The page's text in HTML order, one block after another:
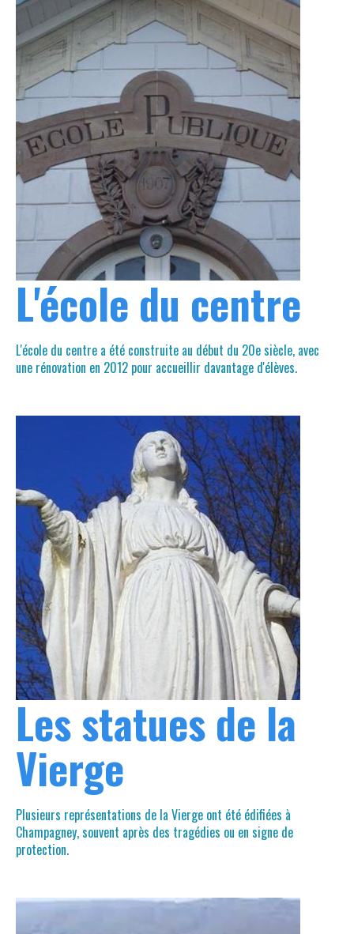
L'école du centre
L'école du centre a été construite au début du 20e siècle, avec
une rénovation en 2012 pour accueillir davantage d'élèves.
Les statues de la
Vierge
Plusieurs représentations de la Vierge ont été édifiées à
Champagney, souvent après des tragédies ou en signe de
protection.